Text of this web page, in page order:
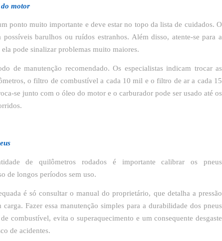
motor
ponto muito importante e deve estar no topo da lista de cuidados. O
barulhos ou ruídos estranhos. Além disso, atente-se para a
pode sinalizar problemas muito maiores.
de manutenção recomendado. Os especialistas indicam trocar as
o filtro de combustível a cada 10 mil e o filtro de ar a cada 15
se junto com o óleo do motor e o carburador pode ser usado até os
de quilômetros rodados é importante calibrar os pneus
de longos períodos sem uso.
é só consultar o manual do proprietário, que detalha a pressão
carga. Fazer essa manutenção simples para a durabilidade dos pneus
combustível, evita o superaquecimento e um consequente desgaste
de acidentes.